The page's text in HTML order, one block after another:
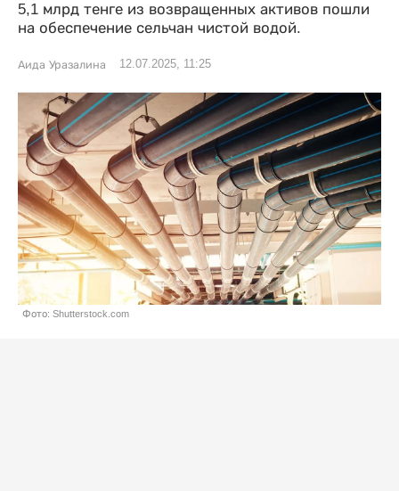
5,1 млрд тенге из возвращенных активов пошли
на обеспечение сельчан чистой водой.
Аида Уразалина 12.07.2025, 11:25
Фото: Shutterstock.com